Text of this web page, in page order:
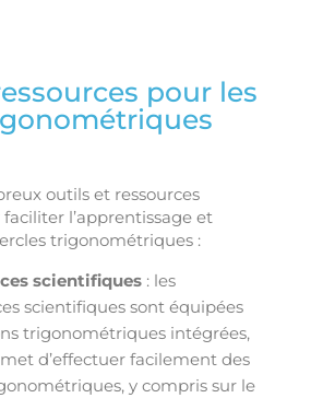
pour les
outils et ressources
l’apprentissage et
trigonométriques :
scientifiques : les
scientifiques sont équipées
trigonométriques intégrées,
d’effectuer facilement des
y compris sur le